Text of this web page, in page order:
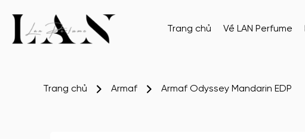
Trang chủ Về LAN Perfume
Trang chủ Armaf Armaf Odyssey Mandarin EDP